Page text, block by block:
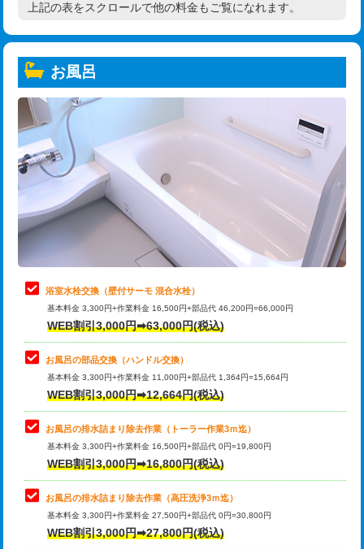
高度高圧洗浄換 現地調査
トーラー機使用/3mまで
追加トーラー機使用/3m超え
カメラ調査 33,000円
桝清掃 8,800円
止水・漏水調査・防水処理・清掃・修
理・調整・分解・加工など（軽作業）
止水・漏水調査・防水処理・清掃・修
理・調整・分解・加工など（中作業）
22,000円
止水・漏水調査・防水処理・清掃・修
理・調整・分解・加工など（重作業）
33,000円
トイレタンク脱着
トイレ便器脱着
タンクレストイレ脱着 33,000円
小便器トイレ脱着
その他部品の脱着 8,800円～
交換・取付（タンク）
上記の表をスクロールで他の料金もご覧になれます。
お風呂
浴室水栓交換（壁付サーモ 混合水栓）
基本料金 3,300円+作業料金 16,500円+部品代 46,200円=66,000円
WEB割引3,000円➡63,000円(税込)
お風呂の部品交換（ハンドル交換）
基本料金 3,300円+作業料金 11,000円+部品代 1,364円=15,664円
WEB割引3,000円➡12,664円(税込)
お風呂の排水詰まり除去作業（トーラー作業3ｍ迄）
基本料金 3,300円+作業料金 16,500円+部品代 0円=19,800円
WEB割引3,000円➡16,800円(税込)
お風呂の排水詰まり除去作業（高圧洗浄3ｍ迄）
基本料金 3,300円+作業料金 27,500円+部品代 0円=30,800円
WEB割引3,000円➡27,800円(税込)